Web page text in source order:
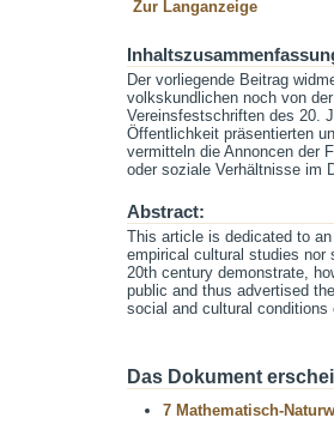
Zur Langanzeige
Der vorliegende Beitrag
volkskundlichen noch von
Vereinsfestschriften des 20.
Öffentlichkeit präsentierten
vermitteln die Annoncen der
oder soziale Verhältnisse im
Abstract:
This article is dedicated to
empirical cultural studies
20th century demonstrate,
public and thus advertised
social and cultural
Das Dokument
7 Mathematisch-